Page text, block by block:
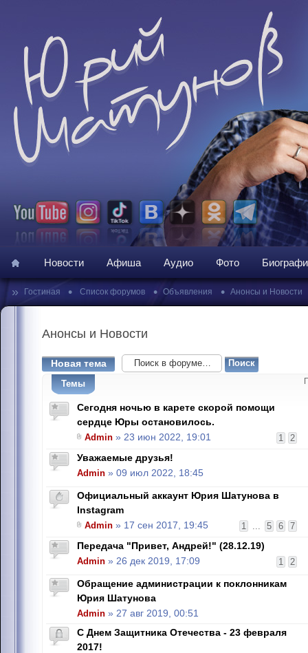
Новости Афиша Аудио Фото
» Гостиная • Список форумов • Объявления • Анонсы и Новости
Анонсы и Новости
Новая тема
Темы
Сегодня ночью в карете скорой помощи
сердце Юры остановилось.
1 2
Admin » 23 июн 2022, 19:01
Уважаемые друзья!
Admin » 09 июл 2022, 18:45
Официальный аккаунт Юрия Шатунова в
Instagram
1 ... 5 6 7
Admin » 17 сен 2017, 19:45
Передача "Привет, Андрей!" (28.12.19)
1 2
Admin » 26 дек 2019, 17:09
Обращение администрации к поклонникам
Юрия Шатунова
Admin » 27 авг 2019, 00:51
С Днем Защитника Отечества - 23 февраля
2017!